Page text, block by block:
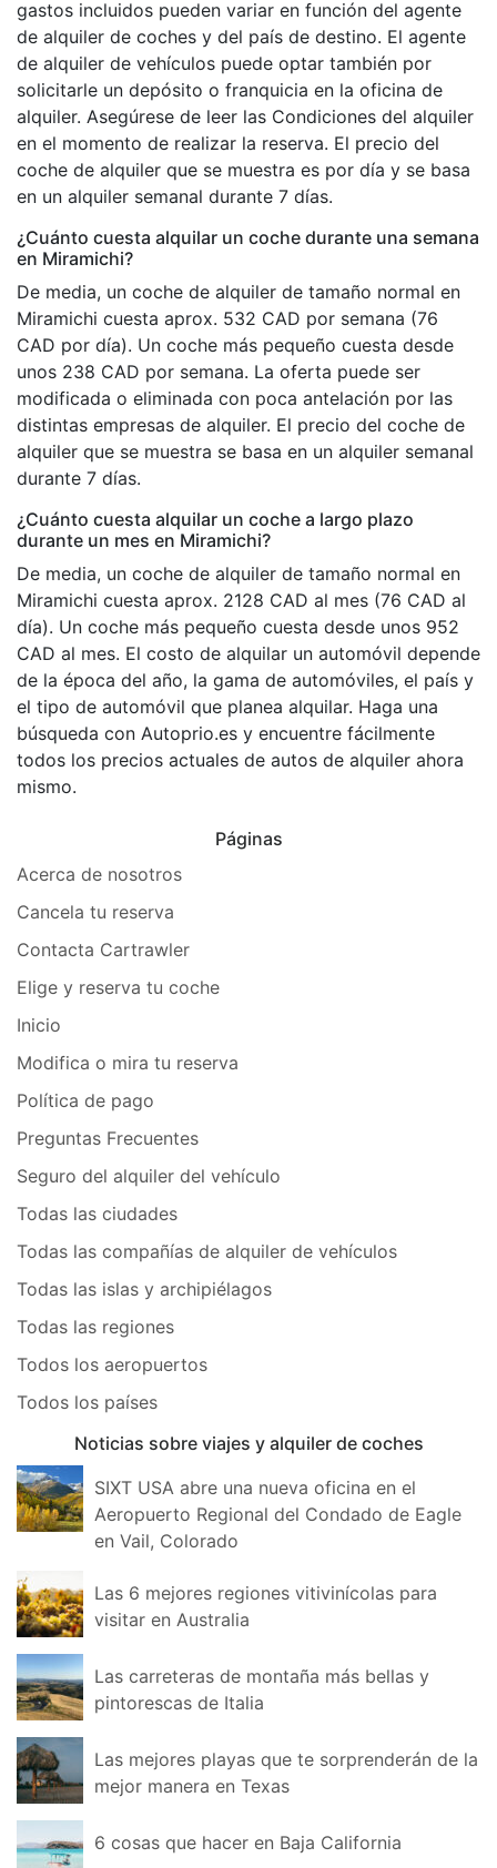
gastos incluidos pueden variar en función del agente
de alquiler de coches y del país de destino. El agente
de alquiler de vehículos puede optar también por
solicitarle un depósito o franquicia en la oficina de
alquiler. Asegúrese de leer las Condiciones del alquiler
en el momento de realizar la reserva. El precio del
coche de alquiler que se muestra es por día y se basa
en un alquiler semanal durante 7 días.
¿Cuánto cuesta alquilar un coche durante una semana
en Miramichi?
De media, un coche de alquiler de tamaño normal en
Miramichi cuesta aprox. 532 CAD por semana (76
CAD por día). Un coche más pequeño cuesta desde
unos 238 CAD por semana. La oferta puede ser
modificada o eliminada con poca antelación por las
distintas empresas de alquiler. El precio del coche de
alquiler que se muestra se basa en un alquiler semanal
durante 7 días.
¿Cuánto cuesta alquilar un coche a largo plazo
durante un mes en Miramichi?
De media, un coche de alquiler de tamaño normal en
Miramichi cuesta aprox. 2128 CAD al mes (76 CAD al
día). Un coche más pequeño cuesta desde unos 952
CAD al mes. El costo de alquilar un automóvil depende
de la época del año, la gama de automóviles, el país y
el tipo de automóvil que planea alquilar. Haga una
búsqueda con Autoprio.es y encuentre fácilmente
todos los precios actuales de autos de alquiler ahora
mismo.
Páginas
Acerca de nosotros
Cancela tu reserva
Contacta Cartrawler
Elige y reserva tu coche
Inicio
Modifica o mira tu reserva
Política de pago
Preguntas Frecuentes
Seguro del alquiler del vehículo
Todas las ciudades
Todas las compañías de alquiler de vehículos
Todas las islas y archipiélagos
Todas las regiones
Todos los aeropuertos
Todos los países
Noticias sobre viajes y alquiler de coches
SIXT USA abre una nueva oficina en el
Aeropuerto Regional del Condado de Eagle
en Vail, Colorado
Las 6 mejores regiones vitivinícolas para
visitar en Australia
Las carreteras de montaña más bellas y
pintorescas de Italia
Las mejores playas que te sorprenderán de la
mejor manera en Texas
6 cosas que hacer en Baja California